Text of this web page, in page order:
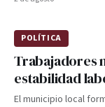
POLÍTICA
Trabajadores
estabilidad
El municipio local